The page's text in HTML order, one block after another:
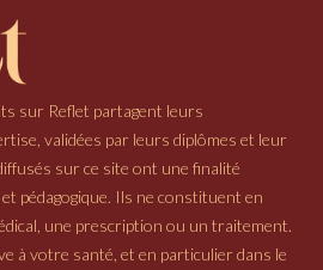
sur Reflet partagent leurs
validées par leurs diplômes et leur
sur ce site ont une finalité
pédagogique. Ils ne constituent en
une prescription ou un traitement.
à votre santé, et en particulier dans le